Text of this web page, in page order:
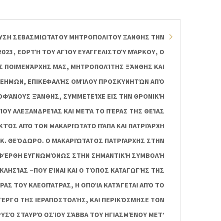
ΣΕΒΑΣΜΙΩΤΑΤΟΥ ΜΗΤΡΟΠΟΛΙΤΟΥ ΞΑΝΘΗΣ ΤΗΝ
ΕΟΡΤΉ ΤΟΥ ΑΓΊΟΥ ΕΥΑΓΓΕΛΙΣΤΟΎ ΜΆΡΚΟΥ, Ο
ΠΟΙΜΕΝΆΡΧΗΣ ΜΑΣ, ΜΗΤΡΟΠΟΛΊΤΗΣ ΞΆΝΘΗΣ ΚΑΙ
ΕΠΙΚΕΦΑΛΉΣ ΟΜΊΛΟΥ ΠΡΟΣΚΥΝΗΤΏΝ ΑΠΌ
ΞΆΝΘΗΣ, ΣΥΜΜΕΤΕΊΧΕ ΕΙΣ ΤΗΝ ΘΡΟΝΙΚΉ
ΑΛΕΞΑΝΔΡΕΊΑΣ ΚΑΙ ΜΕΤΆ ΤΟ ΠΈΡΑΣ ΤΗΣ ΘΕΊΑΣ
ΑΠΌ ΤΟΝ ΜΑΚΑΡΙΏΤΑΤΟ ΠΆΠΑ ΚΑΙ ΠΑΤΡΙΆΡΧΗ
ΘΕΌΔΩΡΟ. Ο ΜΑΚΑΡΙΏΤΑΤΟΣ ΠΑΤΡΙΆΡΧΗΣ ΣΤΗΝ
ΕΥΓΝΩΜΌΝΩΣ ΣΤΗΝ ΣΗΜΑΝΤΙΚΉ ΣΥΜΒΟΛΉ
–ΠΟΥ ΕΊΝΑΙ ΚΑΙ Ο ΤΌΠΟΣ ΚΑΤΑΓΩΓΉΣ ΤΗΣ
ΤΟΥ ΚΛΕΟΠΆΤΡΑΣ, Η ΟΠΟΊΑ ΚΑΤΆΓΕΤΑΙ ΑΠΌ ΤΟ
ΤΗΣ ΙΕΡΑΠΟΣΤΟΛΉΣ, ΚΑΙ ΠΕΡΙΚΌΣΜΗΣΕ ΤΟΝ
ΣΤΑΥΡΌ ΟΣΊΟΥ ΣΆΒΒΑ ΤΟΥ ΗΓΙΑΣΜΈΝΟΥ ΜΕΤ’